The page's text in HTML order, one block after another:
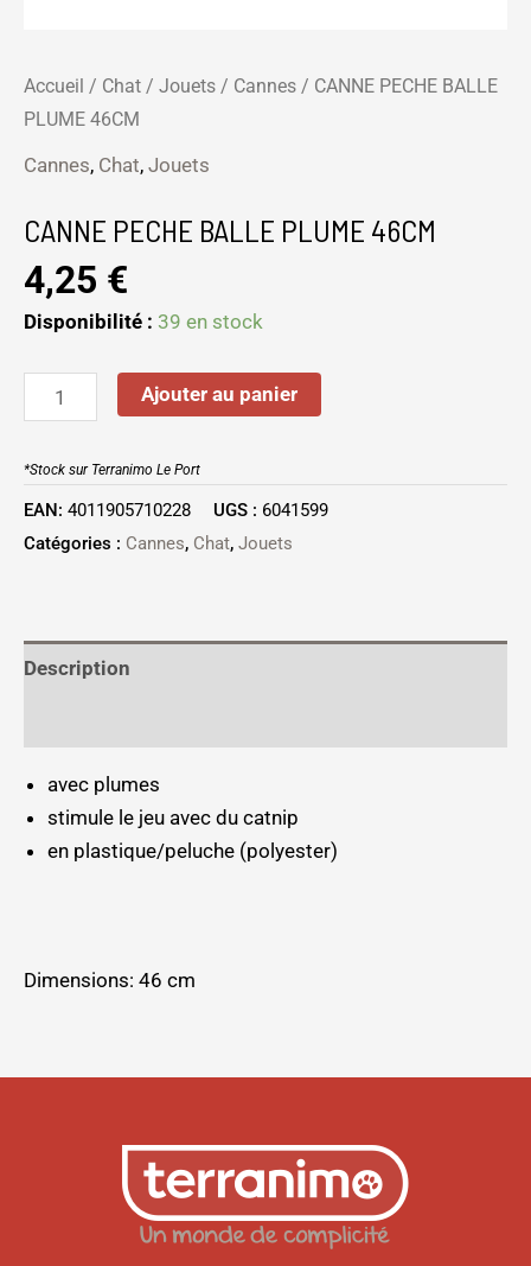
Accueil / Chat / Jouets / Cannes / CANNE PECHE BALLE
PLUME 46CM
Cannes, Chat, Jouets
CANNE PECHE BALLE PLUME 46CM
4,25 €
Disponibilité : 39 en stock
Ajouter au panier
*Stock sur Terranimo Le Port
EAN: 4011905710228 UGS : 6041599
Catégories : Cannes, Chat, Jouets
Description
avec plumes
stimule le jeu avec du catnip
en plastique/peluche (polyester)
Dimensions: 46 cm